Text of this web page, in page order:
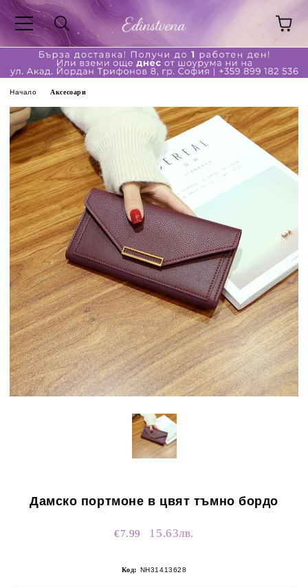
Начало Аксесоари
Дамско портмоне в цвят тъмно бордо
€7.99 15.63лв.
Код: NH31413628